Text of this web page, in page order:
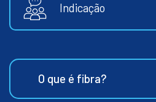
Indicação
O que é fibra?